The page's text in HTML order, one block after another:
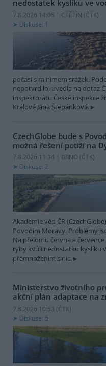
nedostatek kyslíku ve
7.8.2026 14:05 | CTĚTÍN (ČTK)
Diskuse: 1
počasí s minimem srážek.
nepotvrdilo, uvedla na dotaz
inspektorátu České inspekce
Králové Jana Štěpánková.
CzechGlobe bude s
možná řešení potíží na
7.8.2026 11:34 | BRNO (ČTK)
Diskuse: 2
Akademie věd ČR
Povodím Moravy. Problémy
Na přelomu června a
ryby kvůli nedostatku kyslíku
přemnožením sinic.
Ministerstvo životního
akční plán adaptace na
7.8.2026 10:53 (ČTK)
Diskuse: 5